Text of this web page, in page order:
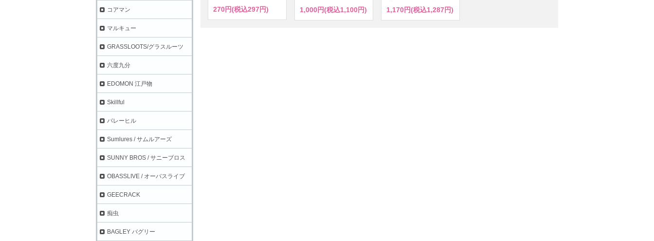
270円(税込297円) 1,000円(税込1,100円) 1,170円(税込1,287円)
コアマン
マルキュー
GRASSLOOTS/グラスルーツ
六度九分
EDOMON 江戸物
Skillful
バレーヒル
Sumlures / サムルアーズ
SUNNY BROS / サニーブロス
OBASSLIVE / オーバスライブ
GEECRACK
痴虫
BAGLEY バグリー